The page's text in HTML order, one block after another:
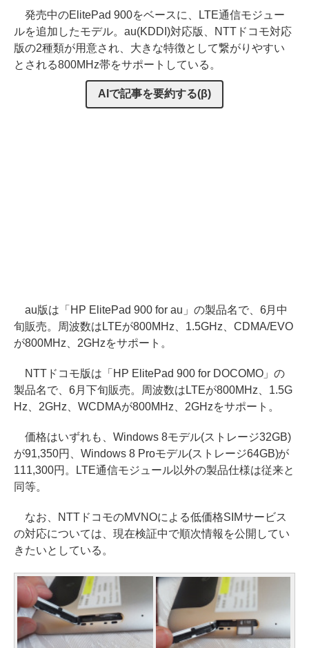
発売中のElitePad 900をベースに、LTE通信モジュー
ルを追加したモデル。au(KDDI)対応版、NTTドコモ対応
版の2種類が用意され、大きな特徴として繋がりやすい
とされる800MHz帯をサポートしている。
AIで記事を要約する(β)
au版は「HP ElitePad 900 for au」の製品名で、6月中
旬販売。周波数はLTEが800MHz、1.5GHz、CDMA/EVO
が800MHz、2GHzをサポート。
NTTドコモ版は「HP ElitePad 900 for DOCOMO」の
製品名で、6月下旬販売。周波数はLTEが800MHz、1.5G
Hz、2GHz、WCDMAが800MHz、2GHzをサポート。
価格はいずれも、Windows 8モデル(ストレージ32GB)
が91,350円、Windows 8 Proモデル(ストレージ64GB)が
111,300円。LTE通信モジュール以外の製品仕様は従来と
同等。
なお、NTTドコモのMVNOによる低価格SIMサービス
の対応については、現在検証中で順次情報を公開してい
きたいとしている。